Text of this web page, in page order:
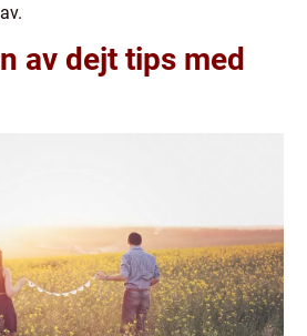
av dejt tips med